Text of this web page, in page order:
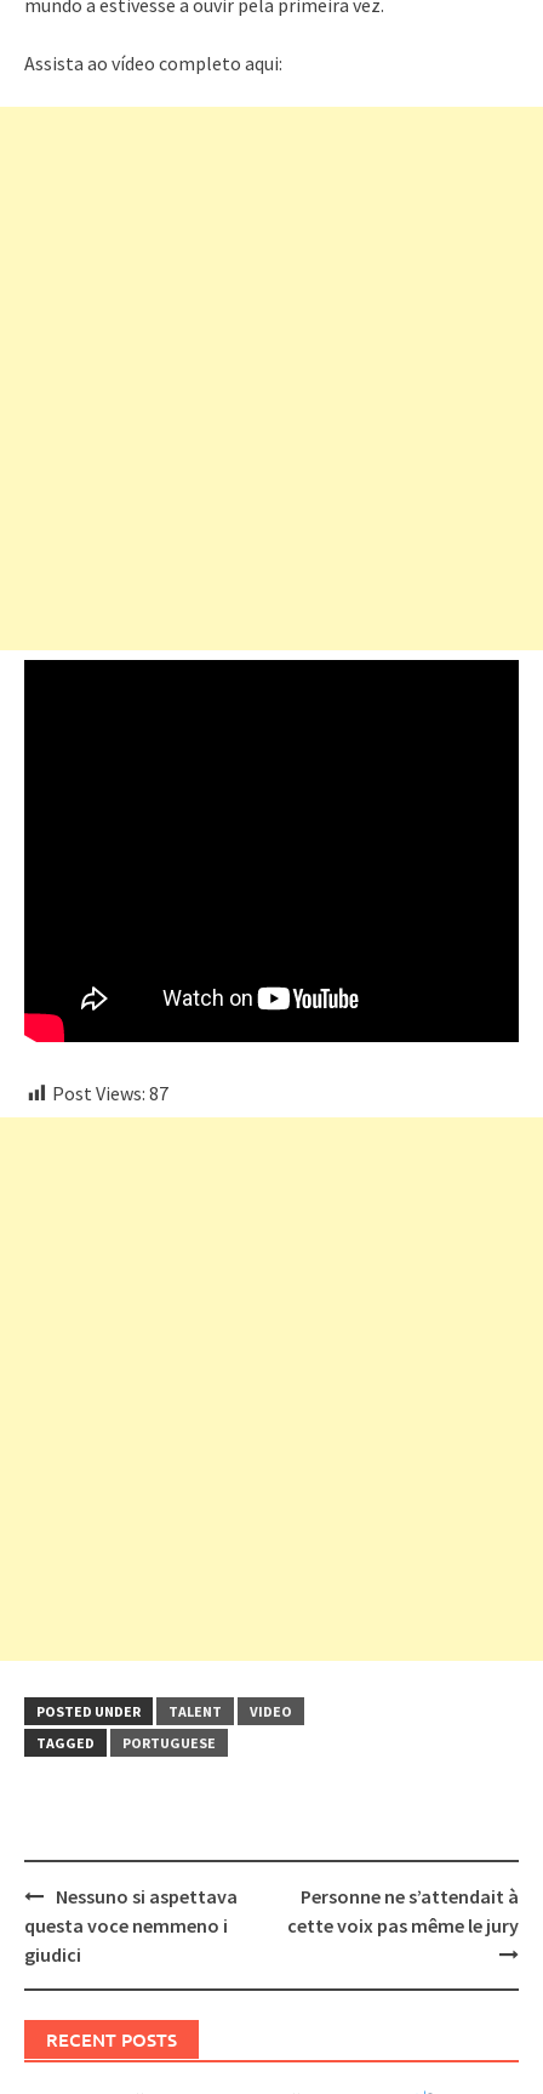
Assista ao vídeo completo aqui:
Post Views: 87
POSTED UNDER TALENT
VIDEO
TAGGED
PORTUGUESE
Post
navigation
Nessuno si aspettava
questa voce nemmeno i
giudici
Personne ne s’attendait à
cette voix pas même le jury
RECENT POSTS